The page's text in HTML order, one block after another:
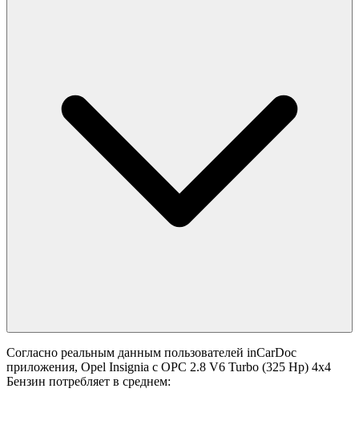
Согласно реальным данным пользователей inCarDoc
приложения, Opel Insignia с OPC 2.8 V6 Turbo (325 Hp) 4x4
Бензин потребляет в среднем: